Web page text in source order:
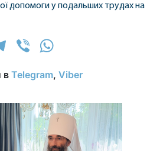
допомоги у подальших трудах на
Telegram
Viber
в Telegram, Viber